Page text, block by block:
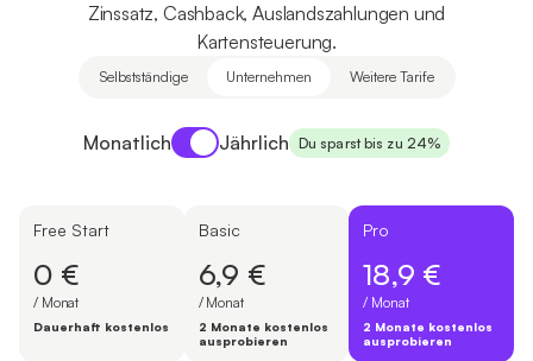
Zinssatz, Cashback, Auslandszahlungen und
Kartensteuerung.
Selbstständige Unternehmen Weitere Tarife
MonatlichPayment period
Jährlich Du sparst bis zu 24%
Free Start
0 €
/ Monat
Dauerhaft kostenlos
Basic
6,9 €
/ Monat
2 Monate kostenlos
ausprobieren
Pro
18,9 €
/ Monat
2 Monate kostenlos
ausprobieren